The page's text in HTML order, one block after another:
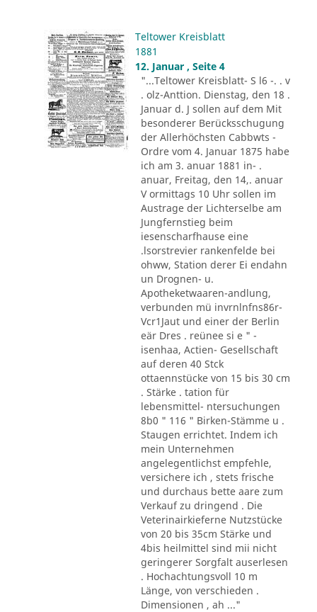
Teltower Kreisblatt
1881
12. Januar , Seite 4
"...Teltower Kreisblatt- S l6 -. . v
. olz-Anttion. Dienstag, den 18 .
Januar d. J sollen auf dem Mit
besonderer Berücksschugung
der Allerhöchsten Cabbwts -
Ordre vom 4. Januar 1875 habe
ich am 3. anuar 1881 in- .
anuar, Freitag, den 14,. anuar
V ormittags 10 Uhr sollen im
Austrage der Lichterselbe am
Jungfernstieg beim
iesenscharfhause eine
.lsorstrevier rankenfelde bei
ohww, Station derer Ei endahn
un Drognen- u.
Apotheketwaaren-andlung,
verbunden mü invrnlnfns86r-
Vcr1Jaut und einer der Berlin
eär Dres . reünee si e " -
isenhaa, Actien- Gesellschaft
auf deren 40 Stck
ottaennstücke von 15 bis 30 cm
. Stärke . tation für
lebensmittel- ntersuchungen
8b0 " 116 " Birken-Stämme u .
Staugen errichtet. Indem ich
mein Unternehmen
angelegentlichst empfehle,
versichere ich , stets frische
und durchaus bette aare zum
Verkauf zu dringend . Die
Veterinairkieferne Nutzstücke
von 20 bis 35cm Stärke und
4bis heilmittel sind mii nicht
geringerer Sorgfalt auserlesen
. Hochachtungsvoll 10 m
Länge, von verschieden .
Dimensionen , ah ..."